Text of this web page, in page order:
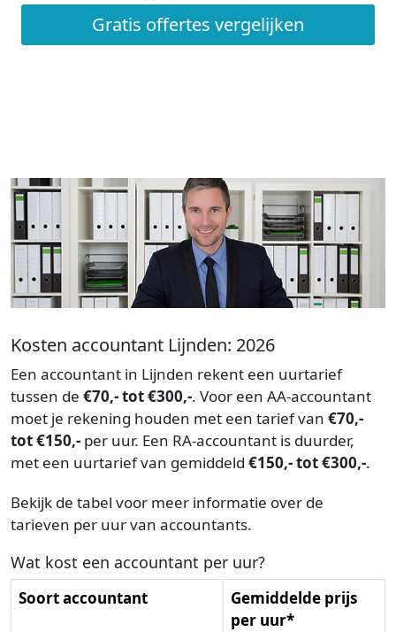
Gratis offertes vergelijken
Kosten accountant Lijnden: 2026
Een accountant in Lijnden rekent een uurtarief
tussen de €70,- tot €300,-. Voor een AA-accountant
moet je rekening houden met een tarief van €70,-
tot €150,- per uur. Een RA-accountant is duurder,
met een uurtarief van gemiddeld €150,- tot €300,-.
Bekijk de tabel voor meer informatie over de
tarieven per uur van accountants.
Wat kost een accountant per uur?
Soort accountant
Gemiddelde prijs
per uur*